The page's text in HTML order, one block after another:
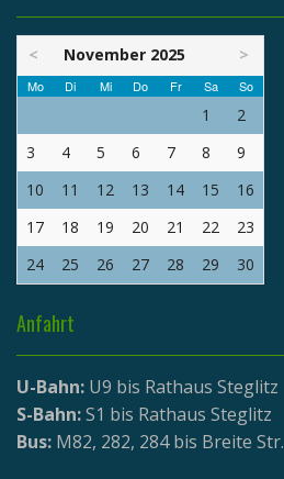
< November 2025 >
Mo Di Mi Do Fr Sa So
1
2
3
4 5 6 7 8
9
10
11 12 13 14 15
16
17
18 19 20 21 22
23
24
25 26 27 28 29 30
Anfahrt
U-Bahn: U9 bis Rathaus Steglitz
S-Bahn:S1 bis Rathaus Steglitz
Bus: M82, 282, 284 bis Breite Str.